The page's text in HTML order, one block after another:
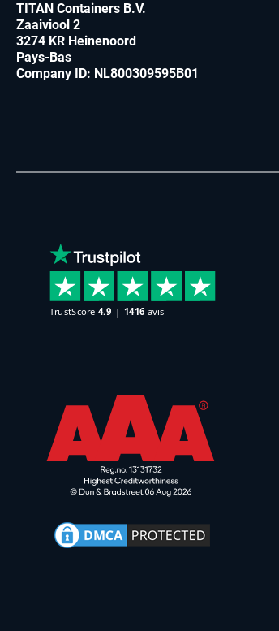
TITAN Containers B.V.
Zaaiviool 2
3274 KR Heinenoord
Pays-Bas
Company ID: NL800309595B01